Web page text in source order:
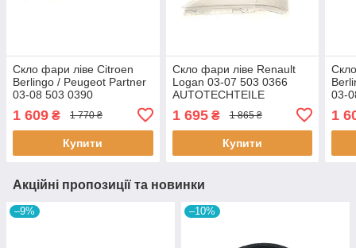
Скло фари ліве Citroen
Berlingo / Peugeot Partner
03-08 503 0390
1 609 ₴ 1 770 ₴
Купити
Скло фари ліве Renault
Logan 03-07 503 0366
AUTOTECHTEILE
1 695₴ 1 865 ₴
Купити
03-
1
Акційні пропозиції та новинки
–9% –10%